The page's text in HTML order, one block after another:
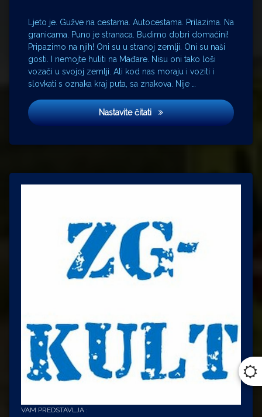
Ljeto je. Gužve na cestama. Autocestama. Prilazima. Na
granicama. Puno je stranaca. Budimo dobri domaćini!
Pripazimo na njih! Oni su u stranoj zemlji. Oni su naši
gosti. I nemojte huliti na Mađare. Nisu oni tako loši
vozači u svojoj zemlji. Ali kod nas moraju i voziti i
slovkati s oznaka kraj puta, sa znakova. Nije …
Nastavite čitatiZnakovi pored puta
VAM PREDSTAVLJA :